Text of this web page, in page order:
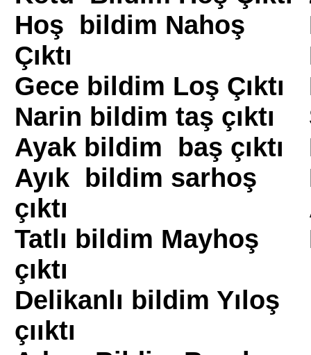
Hoş bildim Nahoş
Çıktı
Gece bildim Loş Çıktı
Narin bildim taş çıktı
Ayak bildim baş çıktı
Ayık bildim sarhoş
çıktı
Tatlı bildim Mayhoş
çıktı
Delikanlı bildim Yıloş
çııktı